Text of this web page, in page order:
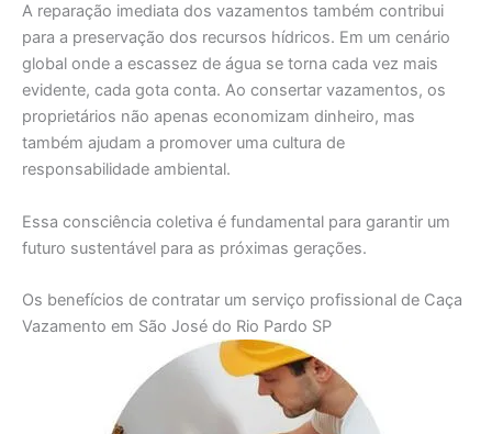
A reparação imediata dos vazamentos também contribui
para a preservação dos recursos hídricos. Em um cenário
global onde a escassez de água se torna cada vez mais
evidente, cada gota conta. Ao consertar vazamentos, os
proprietários não apenas economizam dinheiro, mas
também ajudam a promover uma cultura de
responsabilidade ambiental.
Essa consciência coletiva é fundamental para garantir um
futuro sustentável para as próximas gerações.
Os benefícios de contratar um serviço profissional de Caça
Vazamento em São José do Rio Pardo SP